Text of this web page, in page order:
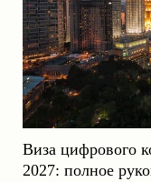
Виза цифрового
2027: полное